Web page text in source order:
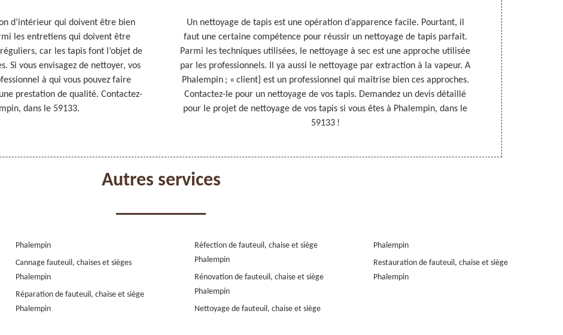
d’intérieur qui doivent être bien
les entretiens qui doivent être
car les tapis font l’objet de
Si vous envisagez de nettoyer, vos
à qui vous pouvez faire
prestation de qualité. Contactez-
dans le 59133.
Un nettoyage de tapis est une opération d’apparence facile. Pourtant, il
faut une certaine compétence pour réussir un nettoyage de tapis parfait.
Parmi les techniques utilisées, le nettoyage à sec est une approche utilisée
par les professionnels. Il ya aussi le nettoyage par extraction à la vapeur. A
Phalempin ; « client} est un professionnel qui maitrise bien ces approches.
Contactez-le pour un nettoyage de vos tapis. Demandez un devis détaillé
pour le projet de nettoyage de vos tapis si vous êtes à Phalempin, dans le
59133 !
Autres services
Phalempin
Cannage fauteuil, chaises et sièges
Phalempin
Réparation de fauteuil, chaise et siège
Phalempin
Réfection de fauteuil, chaise et siège
Phalempin
Rénovation de fauteuil, chaise et siège
Phalempin
Nettoyage de fauteuil, chaise et siège
Phalempin
Restauration de fauteuil, chaise et siège
Phalempin